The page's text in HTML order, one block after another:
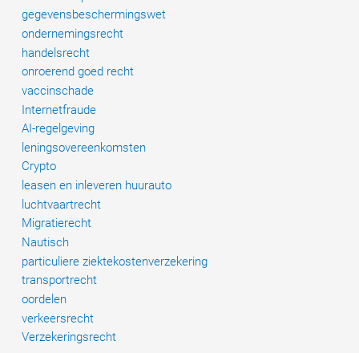
gegevensbeschermingswet
ondernemingsrecht
handelsrecht
onroerend goed recht
vaccinschade
Internetfraude
AI-regelgeving
leningsovereenkomsten
Crypto
leasen en inleveren huurauto
luchtvaartrecht
Migratierecht
Nautisch
particuliere ziektekostenverzekering
transportrecht
oordelen
verkeersrecht
Verzekeringsrecht